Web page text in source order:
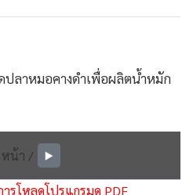
ปลาหมอคางดำเพื่อผลิตน้ำหมัก
หน้า / ▶️
รโหลดโปรแกรมดู PDF